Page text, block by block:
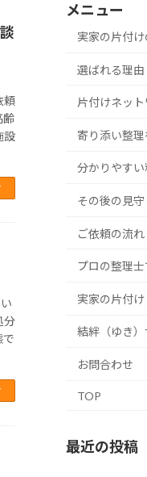
頼
齢
設
分
メニュー
実家の片付
選ばれる理由
片付けネット
寄り添い整
分かりやす
その後の見守
ご依頼の流れ
プロの整理士
実家の片付
結絆（ゆき
お問合わせ
TOP
最近の投稿